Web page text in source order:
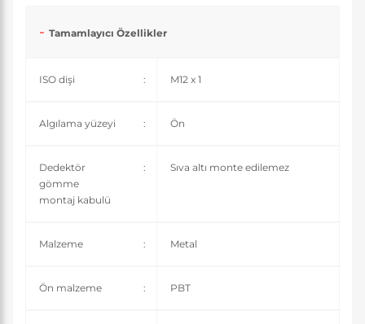
Tamamlayıcı Özellikler
ISO dişi : M12 x 1
Algılama yüzeyi : Ön
Dedektör
gömme
montaj kabulü
: Sıva altı monte edilemez
Malzeme : Metal
Ön malzeme : PBT